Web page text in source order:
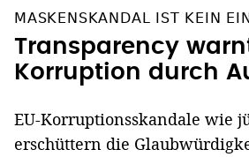
MASKENSKANDAL IST KEIN
Transparency
Korruption durch
EU-Korruptionsskandale wie
erschüttern die